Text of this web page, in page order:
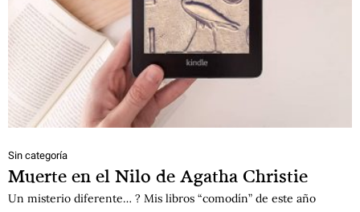
Sin categoría
Muerte en el Nilo de Agatha Christie
Un misterio diferente… ? Mis libros “comodín” de este año